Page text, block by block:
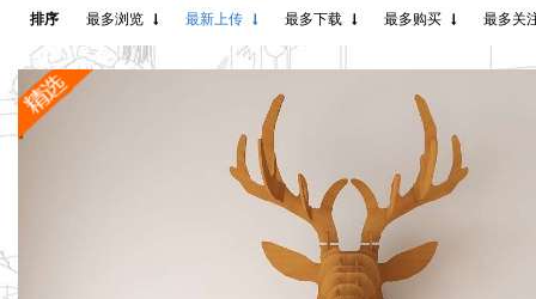
排序 最多浏览 最新上传 最多下载 最多购买 最多关